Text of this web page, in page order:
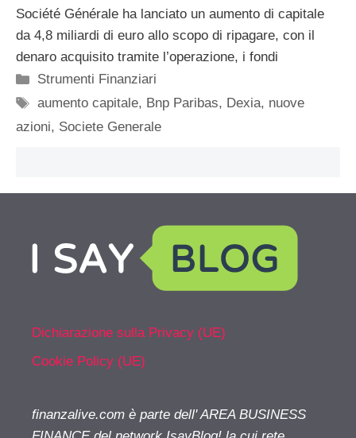
Société Générale ha lanciato un aumento di capitale
da 4,8 miliardi di euro allo scopo di ripagare, con il
denaro acquisito tramite l’operazione, i fondi
Categorie
Strumenti Finanziari
Tag
aumento capitale, Bnp Paribas, Dexia, nuove
azioni, Societe Generale
Dichiarazione sulla Privacy (UE)
Cookie Policy (UE)
finanzalive.com è parte dell' AREA BUSINESS